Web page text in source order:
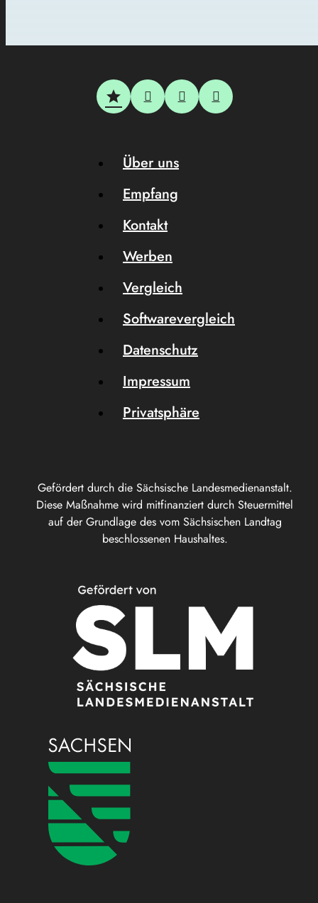
Gefördert durch die Sächsische Landesmedienanstalt.
Diese Maßnahme wird mitfinanziert durch Steuermittel
auf der Grundlage des vom Sächsischen Landtag
beschlossenen Haushaltes.
Über uns
Empfang
Kontakt
Werben
Vergleich
Softwarevergleich
Datenschutz
Impressum
Privatsphäre